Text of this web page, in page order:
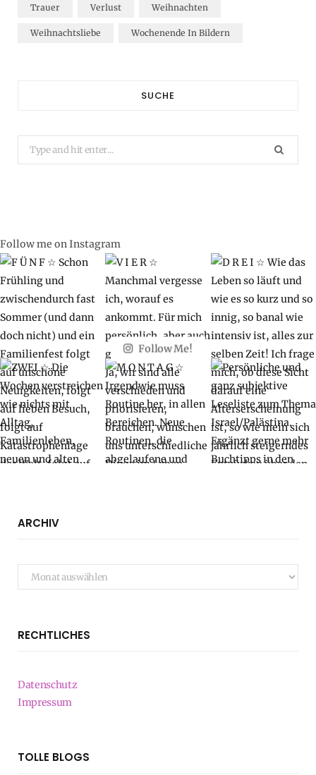
Trauer Verlust Weihnachten
Weihnachtsliebe Wochenende In Bildern
SUCHE
Search
for:
Follow me on Instagram
Follow Me!
ARCHIV
Archiv
RECHTLICHES
Datenschutz
Impressum
TOLLE BLOGS